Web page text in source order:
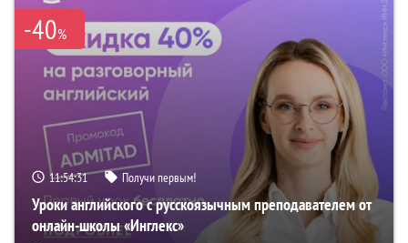
-40%
11:54:30 Получи первым!
Уроки английского с русскоязычным преподавателем от
онлайн-школы «Инглекс»